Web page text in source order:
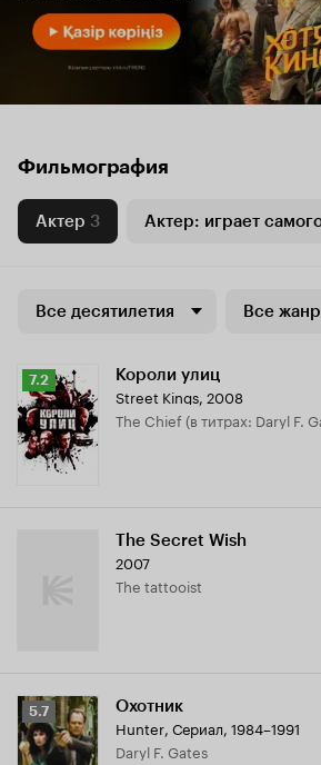
Фильмография
Актер 3 Актер: играет
Все десятилетия Все
Рейтинг
Кинопоиска
7.2
7.2 Короли улиц
Street Kings, 2008
The Chief (в титрах: Daryl F.
The Secret Wish
2007
The tattooist
Рейтинг
Кинопоиска
5.7
5.7 Охотник
Hunter, Сериал, 1984–1991
Daryl F. Gates